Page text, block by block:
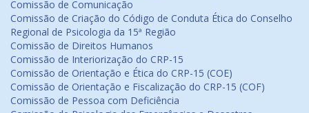
Comissão de Comunicação
Comissão de Criação do Código de Conduta Ética do Conselho
Regional de Psicologia da 15ª Região
Comissão de Direitos Humanos
Comissão de Interiorização do CRP-15
Comissão de Orientação e Ética do CRP-15 (COE)
Comissão de Orientação e Fiscalização do CRP-15 (COF)
Comissão de Pessoa com Deficiência